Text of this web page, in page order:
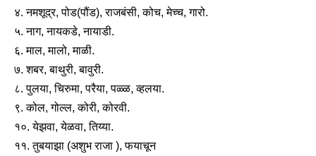
४. नमशूद्र, पोड(पौंड), राजबंसी, कोच, मेच्च, गारो.
५. नाग, नायकडे, नायाडी.
६. माल, मालो, माळी.
७. शबर, बाथुरी, बावुरी.
८. पुलया, चिरुमा, परैया, पळ्ळ, व्हलया.
९. कोल, गोल्ल, कोरी, कोरवी.
१०. येझवा, येळवा, तिय्या.
११. तुबयाझा (अशुभ राजा ), फयाचून